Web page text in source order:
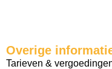
Overige
Tarieven &